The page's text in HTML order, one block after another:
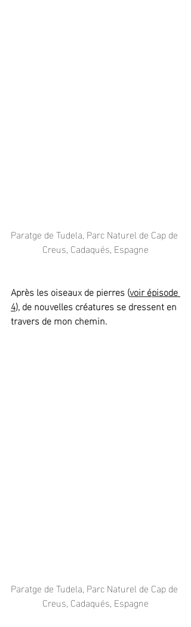
Paratge de Tudela, Parc Naturel de Cap de
Creus, Cadaqués, Espagne
Après les oiseaux de pierres (voir épisode
4), de nouvelles créatures se dressent en
travers de mon chemin.
Paratge de Tudela, Parc Naturel de Cap de
Creus, Cadaqués, Espagne